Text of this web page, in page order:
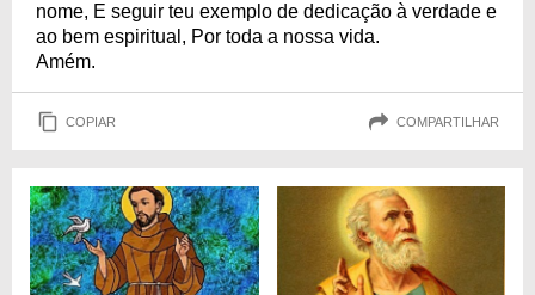
nome, E seguir teu exemplo de dedicação à verdade e
ao bem espiritual, Por toda a nossa vida.
Amém.
COPIAR COMPARTILHAR